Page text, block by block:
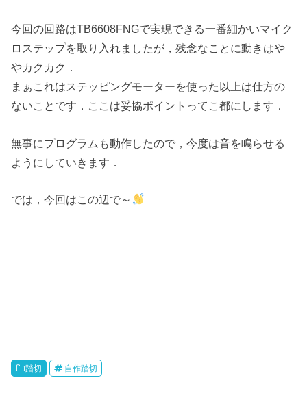
今回の回路はTB6608FNGで実現できる一番細かいマイク
ロステップを取り入れましたが，残念なことに動きはや
やカクカク．
まぁこれはステッピングモーターを使った以上は仕方の
ないことです．ここは妥協ポイントってこ都にします．
無事にプログラムも動作したので，今度は音を鳴らせる
ようにしていきます．
では，今回はこの辺で～
踏切 自作踏切